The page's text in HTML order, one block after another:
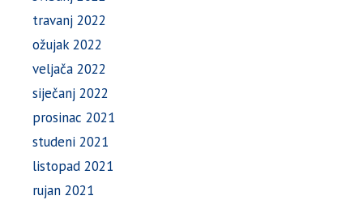
travanj 2022
ožujak 2022
veljača 2022
siječanj 2022
prosinac 2021
studeni 2021
listopad 2021
rujan 2021